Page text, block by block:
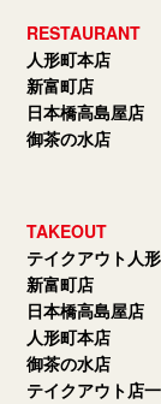
RESTAURANT
人形町本店
新富町店
日本橋高島屋店
御茶の水店
TAKEOUT
テイクアウト人
新富町店
日本橋高島屋店
人形町本店
御茶の水店
テイクアウト店